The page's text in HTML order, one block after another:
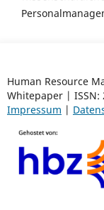
Human Resource
Whitepaper | ISSN:
Impressum |